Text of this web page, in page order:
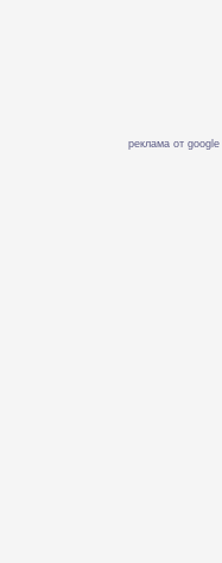
реклама от google